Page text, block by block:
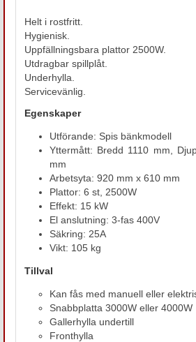
Helt i rostfritt.
Hygienisk.
Uppfällningsbara plattor 2500W.
Utdragbar spillplåt.
Underhylla.
Servicevänlig.
Egenskaper
Utförande: Spis bänkmodell
Yttermått: Bredd 1110 mm,
mm
Arbetsyta: 920 mm x 610 mm
Plattor: 6 st, 2500W
Effekt: 15 kW
El anslutning: 3-fas 400V
Säkring: 25A
Vikt: 105 kg
Tillval
Kan fås med manuell eller
Snabbplatta 3000W eller 4000W
Gallerhylla undertill
Fronthylla